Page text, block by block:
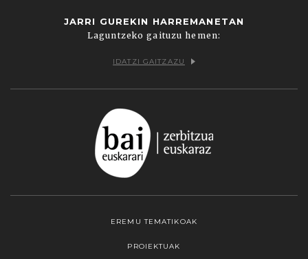
JARRI GUREKIN HARREMANETAN
Laguntzeko gaituzu hemen:
IDATZI GAITZAZU
EREMU TEMATIKOAK
PROIEKTUAK